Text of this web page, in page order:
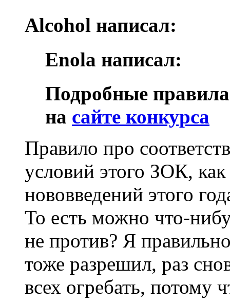
Alcohol написал:
Enola написал:
Подробные
на сайте конкурса
Правило про
условий этого ЗОК,
нововведений этого
То есть можно что-
не против? Я
тоже разрешил, раз
всех огребать, потому